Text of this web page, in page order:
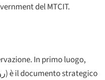
del MTCIT.
In primo luogo,
) è il documento strategico